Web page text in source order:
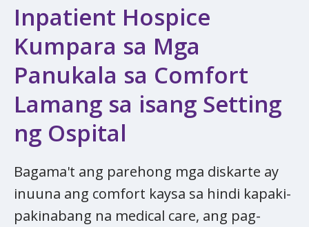
Inpatient Hospice
Kumpara sa Mga
Panukala sa Comfort​​​​​​​
Lamang sa isang Setting
ng Ospital
Bagama't ang parehong mga diskarte ay
inuuna ang comfort​​​​​​​ kaysa sa hindi kapaki-
pakinabang na medical care, ang pag-